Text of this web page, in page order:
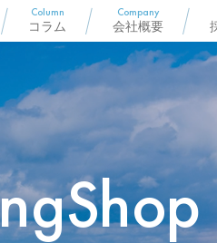
Column
コラム
Company
会社概要